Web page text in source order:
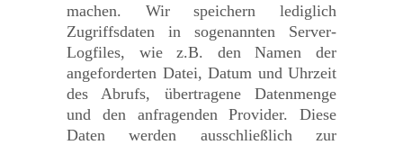
machen. Wir speichern lediglich
Zugriffsdaten in sogenannten Server-
Logfiles, wie z.B. den Namen der
angeforderten Datei, Datum und Uhrzeit
des Abrufs, übertragene Datenmenge
und den anfragenden Provider. Diese
Daten werden ausschließlich zur